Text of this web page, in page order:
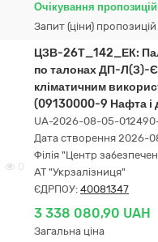
Очікування пропозицій
Запит (ціни) пропозицій
0
ЦЗВ-26Т_142_ЕК:
по талонах ДП-Л(З)-
кліматичним
(09130000-9 Нафта і
UA-2026-08-05-
Дата створення 2026-
Філія "Центр
АТ "Укрзалізниця"
ЄДРПОУ: 40081347
3 338 080,90 UAH
Загальна ціна